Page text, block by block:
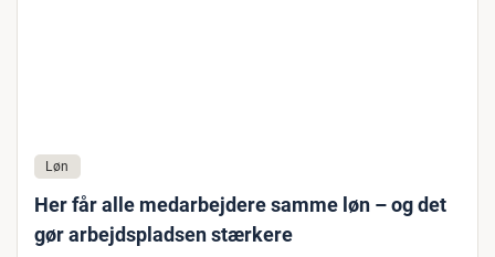
Løn
Her får alle medarbejdere samme løn – og det
gør arbejdspladsen stærkere